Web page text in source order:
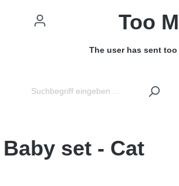
Too
The user has sent
set - Cat